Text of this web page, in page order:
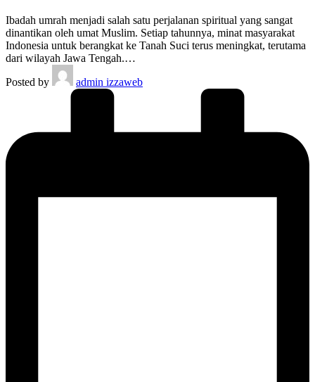
Ibadah umrah menjadi salah satu perjalanan spiritual yang sangat
dinantikan oleh umat Muslim. Setiap tahunnya, minat masyarakat
Indonesia untuk berangkat ke Tanah Suci terus meningkat, terutama
dari wilayah Jawa Tengah.…
Posted by
admin izzaweb